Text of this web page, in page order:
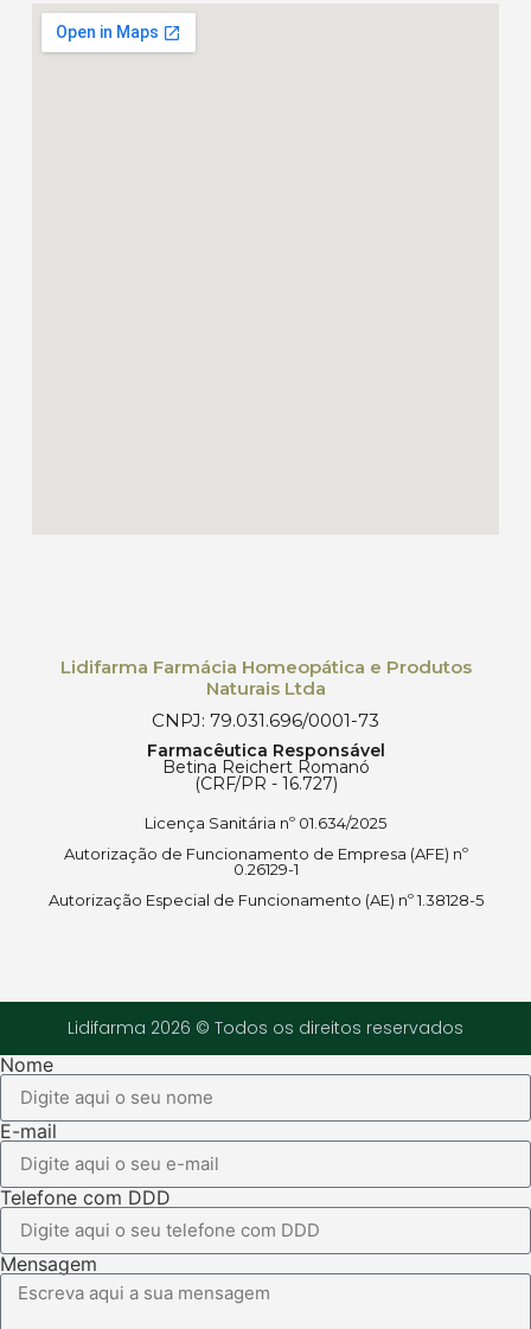
Lidifarma Farmácia Homeopática e Produtos
Naturais Ltda
CNPJ: 79.031.696/0001-73
Farmacêutica Responsável
Betina Reichert Romanó
(CRF/PR - 16.727)
Licença Sanitária nº 01.634/2025
Autorização de Funcionamento de Empresa (AFE) nº
0.26129-1
Autorização Especial de Funcionamento (AE) nº 1.38128-5
Lidifarma 2026 © Todos os direitos reservados
Nome
E-mail
Telefone com DDD
Mensagem